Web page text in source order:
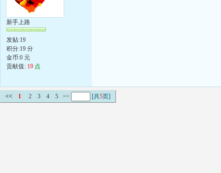
新手上路
发贴:19
积分:19 分
金币:0 元
贡献值: 19 点
<< 1 2 3 4 5 >> [共5页]